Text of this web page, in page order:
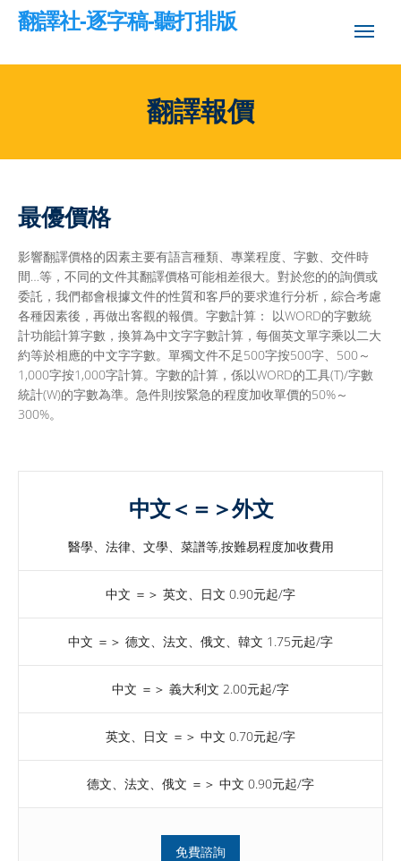
翻譯社-逐字稿-聽打排版
翻譯報價
最優價格
影響翻譯價格的因素主要有語言種類、專業程度、字數、交件時
間…等，不同的文件其翻譯價格可能相差很大。對於您的的詢價或
委託，我們都會根據文件的性質和客戶的要求進行分析，綜合考慮
各種因素後，再做出客觀的報價。字數計算： 以WORD的字數統
計功能計算字數，換算為中文字字數計算，每個英文單字乘以二大
約等於相應的中文字字數。單獨文件不足500字按500字、500～
1,000字按1,000字計算。字數的計算，係以WORD的工具(T)/字數
統計(W)的字數為準。急件則按緊急的程度加收單價的50%～
300%。
中文＜＝＞外文
醫學、法律、文學、菜譜等,按難易程度加收費用
中文 ＝＞ 英文、日文 0.90元起/字
中文 ＝＞ 德文、法文、俄文、韓文 1.75元起/字
中文 ＝＞ 義大利文 2.00元起/字
英文、日文 ＝＞ 中文 0.70元起/字
德文、法文、俄文 ＝＞ 中文 0.90元起/字
免費諮詢